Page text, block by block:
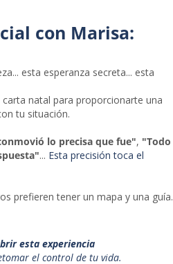
con Marisa:
esta esperanza secreta... esta
natal para proporcionarte una
tu situación.
lo precisa que fue", "Todo
... Esta precisión toca el
prefieren tener un mapa y una guía.
esta experiencia
el control de tu vida.